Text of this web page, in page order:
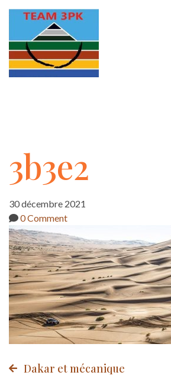
3b3e2
3b3e2
30 décembre 2021
0 Comment
Post
Dakar et mécanique